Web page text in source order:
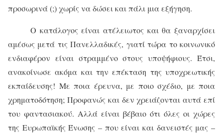
προσωρινά (;) χωρίς να δώσει και πάλι μια εξήγηση.
Ο κατάλογος είναι ατέλειωτος και θα ξαναρχίσει
αμέσως μετά τις Πανελλαδικές, γιατί τώρα το κοινωνικό
ενδιαφέρον είναι στραμμένο στους υποψήφιους. Έτσι,
ανακοίνωσε ακόμα και την επέκταση της υποχρεωτικής
εκπαίδευσης! Με ποια έρευνα, με ποιο σχέδιο, με ποια
χρηματοδότηση; Προφανώς και δεν χρειάζονται αυτά επί
του φαντασιακού. Αλλά είναι βέβαιο ότι όλες οι χώρες
της Ευρωπαϊκής Ένωσης – που είναι και δανειστές μας –